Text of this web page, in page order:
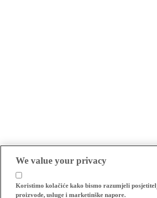
We value your privacy
Koristimo kolačiće kako bismo razumjeli
proizvode, usluge i marketinške napore.